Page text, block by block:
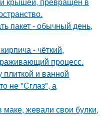
пакет - обычный день,
- чёткий,
процесс.
и ванной
не "Сглаз", а
жевали свои булки,